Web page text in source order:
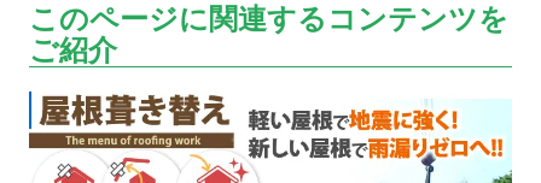
このページに関連するコンテンツを
ご紹介